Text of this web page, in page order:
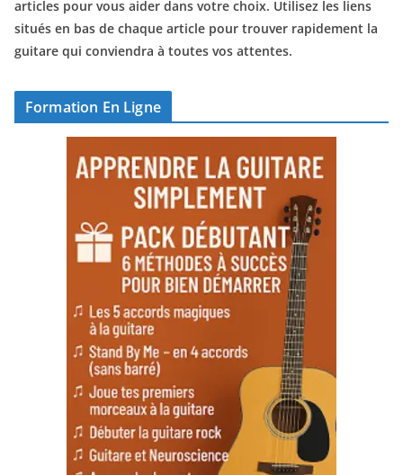
articles pour vous aider dans votre choix. Utilisez les liens
situés en bas de chaque article pour trouver rapidement la
guitare qui conviendra à toutes vos attentes.
Formation En Ligne